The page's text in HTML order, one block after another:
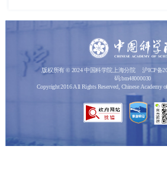
版权所有 © 2024 中国科学院上海分院 沪ICP备
码:bm48000030
Copyright 2016 All Rights Reserved, Chinese Academy